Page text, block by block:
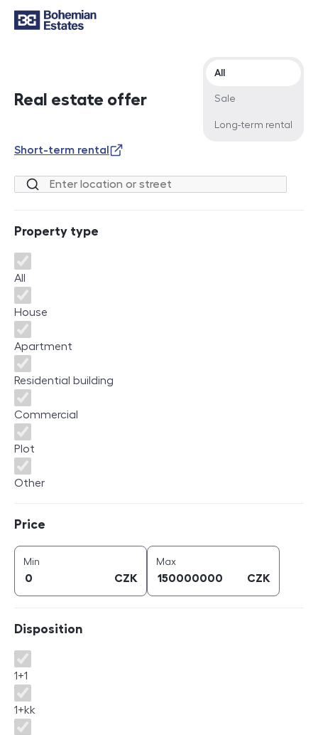
Real estate offer
Offer type
All
Sale
Long-term rental
Short-term rental
Location or street
Property type
Property type
All
House
Apartment
Residential building
Commercial
Plot
Other
Price
Min
CZK
Maxprice (
CZK
Disposition
Disposition
1+1
1+kk